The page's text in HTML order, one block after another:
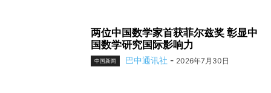
两位中国数学家首获菲尔兹奖 彰显中
国数学研究国际影响力
中国新闻 巴中通讯社 - 2026年7月30日